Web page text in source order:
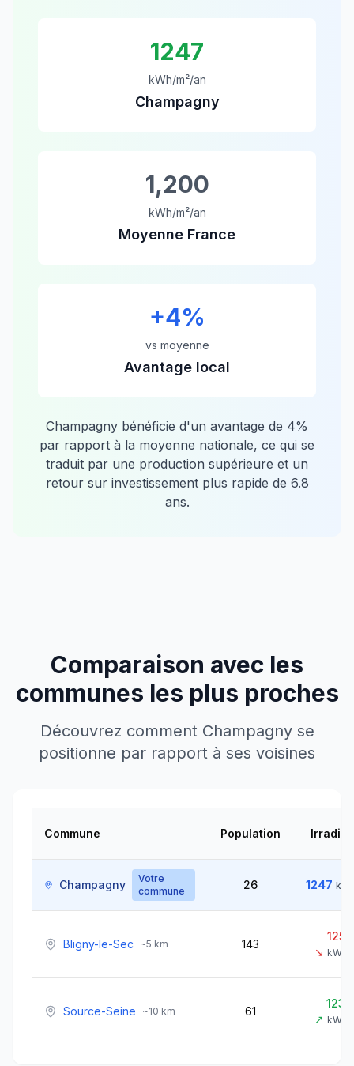
1247
kWh/m²/an
Champagny
1,200
kWh/m²/an
Moyenne France
+4%
vs moyenne
Avantage local
Champagny bénéficie d'un avantage de 4%
par rapport à la moyenne nationale, ce qui se
traduit par une production supérieure et un
retour sur investissement plus rapide de 6.8
ans.
Comparaison avec les
communes les plus proches
Découvrez comment Champagnyse
positionne par rapport à ses voisines
Commune Population
Champagny
Votre
commune
26 1247
Bligny-le-Sec ~5 km 143
1253
↘ kWh/
Source-Seine ~10 km 61
1239
↗ kWh/